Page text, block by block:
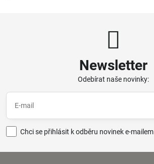
Newsletter
Odebírat naše novinky:
Chci se přihlásit k odběru novinek e-mailem